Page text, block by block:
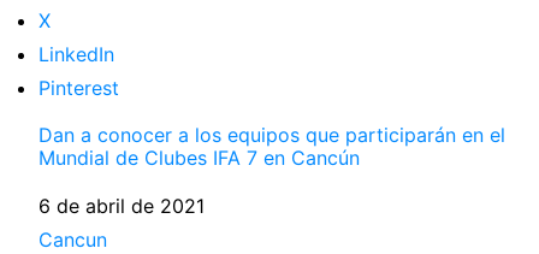
X
LinkedIn
Pinterest
Dan a conocer a los equipos que participarán en el
Mundial de Clubes IFA 7 en Cancún
Fecha
6 de abril de 2021
Respecto a
Cancun